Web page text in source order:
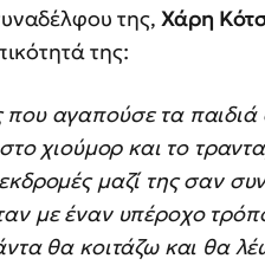
της, Χάρη
της:
αγαπούσε τα παιδιά
χιούμορ και το
μαζί της σαν
με έναν υπέροχο
θα κοιτάζω και θα